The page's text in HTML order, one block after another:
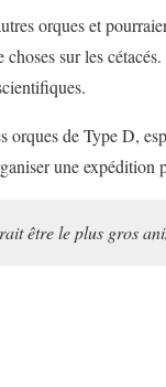
orques et
sur les
de Type D,
une
être le plus gros